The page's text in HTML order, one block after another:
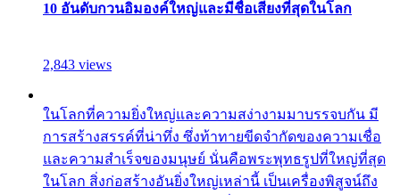
10 อันดับกวนอิมองค์ใหญ่และมีชื่อเสียงที่สุดในโลก
2,843 views
ในโลกที่ความยิ่งใหญ่และความสง่างามมาบรรจบกัน มี
การสร้างสรรค์ที่น่าทึ่ง ซึ่งท้าทายขีดจำกัดของความเชื่อ
และความสำเร็จของมนุษย์ นั่นคือพระพุทธรูปที่ใหญ่ที่สุด
ในโลก สิ่งก่อสร้างอันยิ่งใหญ่เหล่านี้ เป็นเครื่องพิสูจน์ถึง